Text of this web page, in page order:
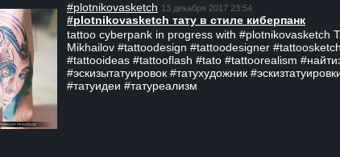
#plotnikovasketch 13 декабря 2017 23:54
#plotnikovasketch тату в стиле киберпанк
tattoo cyberpank in progress with #plotnikovasketch
Mikhailov #tattoodesign #tattoodesigner
#tattooideas #tattooflash #tato #tattoorealism
#эскизытатуировок #татухудожник
#татуидеи #татуреализм